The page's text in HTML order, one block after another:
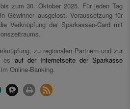
zum 30. Oktober 2025. Für jeden Tag
Gewinner ausgelost. Voraussetzung für
Verknüpfung der Sparkassen-Card mit
zu regionalen Partnern und zur
es auf der Internetseite der Sparkasse
Online-Banking.